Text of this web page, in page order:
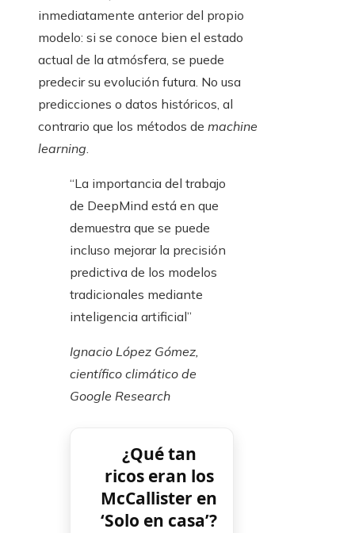
inmediatamente anterior del propio
modelo: si se conoce bien el estado
actual de la atmósfera, se puede
predecir su evolución futura. No usa
predicciones o datos históricos, al
contrario que los métodos de machine
learning.
“La importancia del trabajo
de DeepMind está en que
demuestra que se puede
incluso mejorar la precisión
predictiva de los modelos
tradicionales mediante
inteligencia artificial”
Ignacio López Gómez,
científico climático de
Google Research
¿Qué tan
ricos eran los
McCallister en
‘Solo en casa’?